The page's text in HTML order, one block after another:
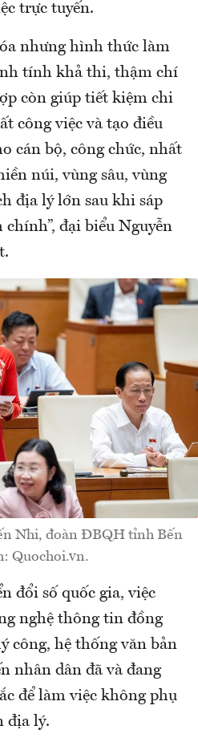
trực tuyến.
nhưng hình thức làm
tính khả thi, thậm chí
còn giúp tiết kiệm chi
công việc và tạo điều
cán bộ, công chức, nhất
núi, vùng sâu, vùng
địa lý lớn sau khi sáp
đại biểu Nguyễn
Nhi, đoàn ĐBQH tỉnh Bến
Quochoi.vn.
đổi số quốc gia, việc
nghệ thông tin đồng
công, hệ thống văn bản
nhân dân đã và đang
để làm việc không phụ
địa lý.